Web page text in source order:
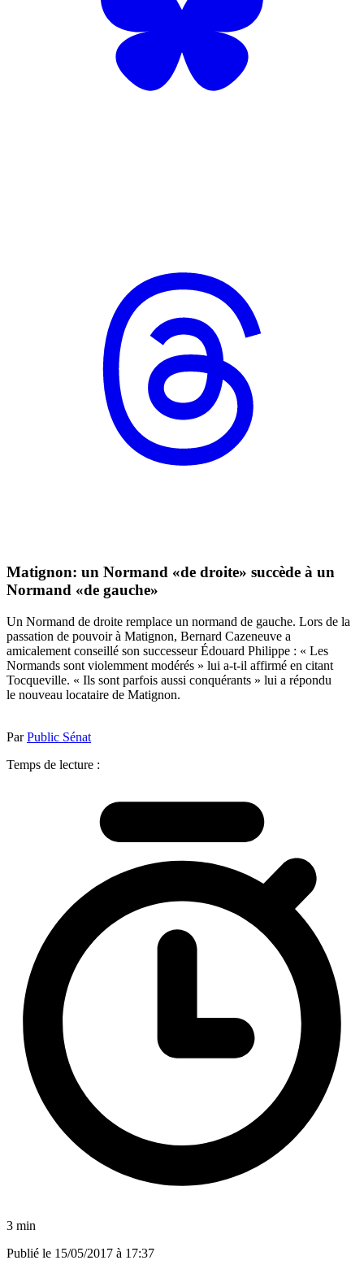
Matignon: un Normand «de droite» succède à un
Normand «de gauche»
Un Normand de droite remplace un normand de gauche. Lors de la
passation de pouvoir à Matignon, Bernard Cazeneuve a
amicalement conseillé son successeur Édouard Philippe : « Les
Normands sont violemment modérés » lui a-t-il affirmé en citant
Tocqueville. « Ils sont parfois aussi conquérants » lui a répondu
le nouveau locataire de Matignon.
ParPublic Sénat
Temps de lecture :
3 min
Publié le 15/05/2017 à 17:37